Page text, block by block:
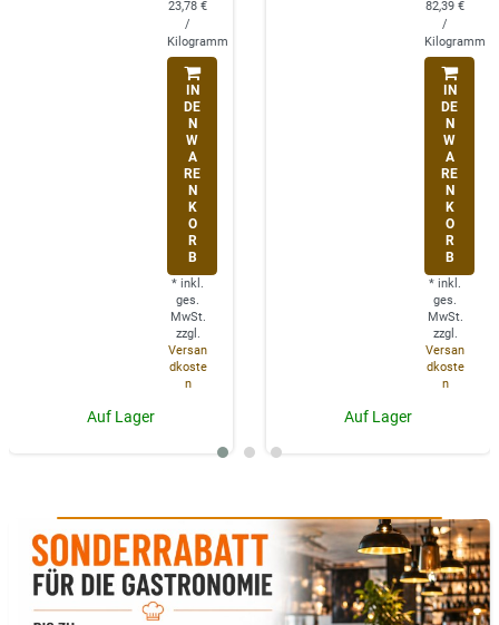
23,78 €
/
Kilogramm
IN
DE
N
W
A
RE
N
K
O
R
B
* inkl.
ges.
MwSt.
zzgl.
Versan
dkoste
n
Auf Lager
82,39 €
/
Kilogramm
IN
DE
N
W
A
RE
N
K
O
R
B
* inkl.
ges.
MwSt.
zzgl.
Versan
dkoste
n
Auf Lager